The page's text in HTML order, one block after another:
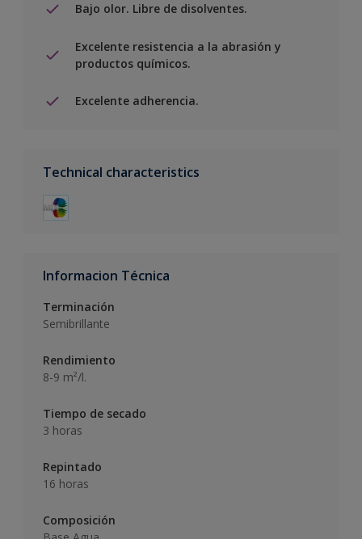
Bajo olor. Libre de disolventes.
Excelente resistencia a la abrasión y
productos químicos.
Excelente adherencia.
Technical characteristics
Informacion Técnica
Terminación
Semibrillante
Rendimiento
8-9 m²/l.
Tiempo de secado
3 horas
Repintado
16 horas
Composición